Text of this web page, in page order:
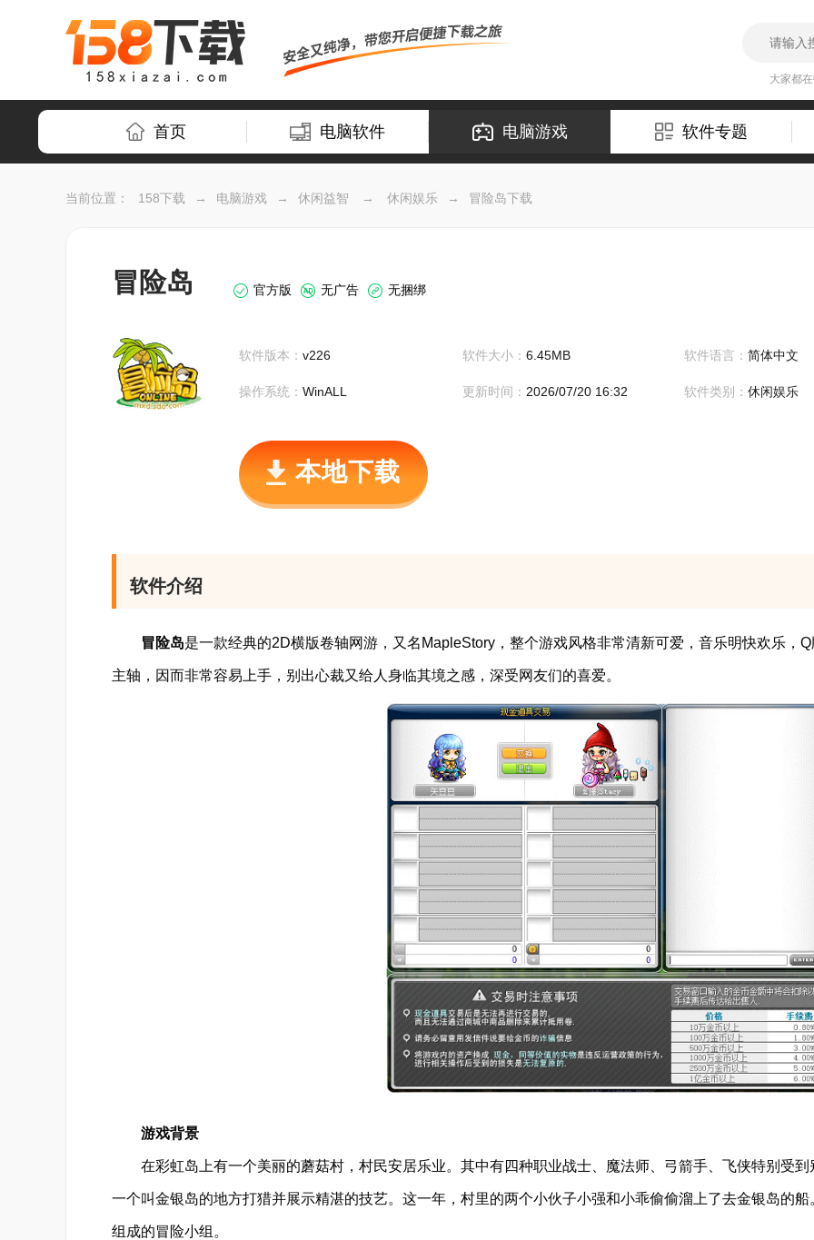
大家都在
首页 电脑软件 电脑游戏 软件专题
当前位置： 158下载 → 电脑游戏 → 休闲益智 → 休闲娱乐 → 冒险岛下载
冒险岛 官方版 无广告 无捆绑
软件版本： v226 软件大小： 6.45MB 软件语言： 简体中文
操作系统： WinALL 更新时间： 2026/07/20 16:32 软件类别： 休闲娱乐
本地下载
软件介绍
冒险岛是一款经典的2D横版卷轴网游，又名MapleStory，整个游戏风格非常清新可爱，音乐明快欢乐，
主轴，因而非常容易上手，别出心裁又给人身临其境之感，深受网友们的喜爱。
游戏背景
在彩虹岛上有一个美丽的蘑菇村，村民安居乐业。其中有四种职业战士、魔法师、弓箭手、飞侠特别受到
一个叫金银岛的地方打猎并展示精湛的技艺。这一年，村里的两个小伙子小强和小乖偷偷溜上了去金银岛的
组成的冒险小组。